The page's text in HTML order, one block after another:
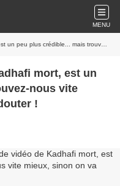
MENU
trouvez-nous vite mieux, sinon on va encore douter !
mort, est un
nous vite
!